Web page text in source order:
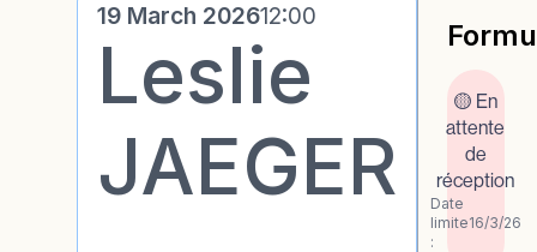
19 March 202612:00
Leslie
JAEGER
🟡 En
attente
de
réception
Date
limite
:
16/3/26